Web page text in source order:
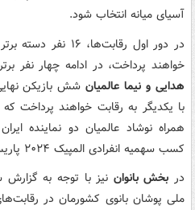
آسیای میانه انتخاب شود.
در دور اول
خواهند پرداخت، در ادامه چهار نفر
هدایی و نیما عالمیانشش بازیکن
با یکدیگر به رقابت خواهند پرداخت
همراه نوشاد عالمیان دو نماینده
کسب سهمیه انفرادی المپیک ۲۰۲۴ پاریس خواهند بود.
در بخش بانوان نیز با توجه به گزارش
ملی پوشان بانوی کشورمان در